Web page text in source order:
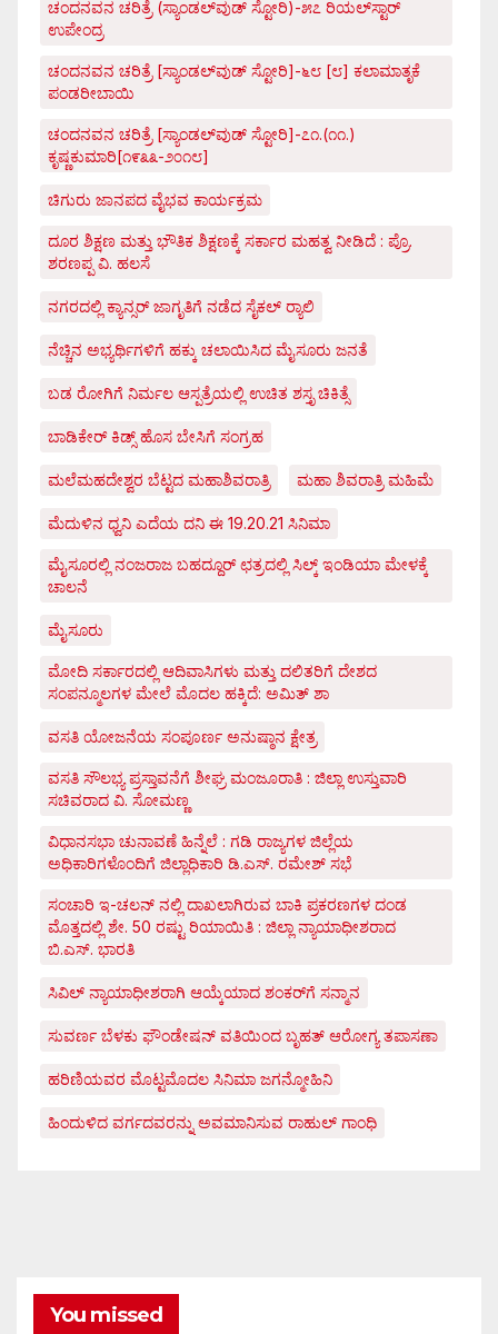
ಚಂದನವನ ಚರಿತ್ರೆ (ಸ್ಯಾಂಡಲ್‌ವುಡ್ ಸ್ಟೋರಿ)-೫೭ ರಿಯಲ್‌ಸ್ಟಾರ್
ಉಪೇಂದ್ರ
ಚಂದನವನ ಚರಿತ್ರೆ [ಸ್ಯಾಂಡಲ್‌ವುಡ್ ಸ್ಟೋರಿ]-೬೮ [೮] ಕಲಾಮಾತೃಕೆ
ಪಂಡರೀಬಾಯಿ
ಚಂದನವನ ಚರಿತ್ರೆ [ಸ್ಯಾಂಡಲ್‌ವುಡ್ ಸ್ಟೋರಿ]-೭೧.(೧೧.)
ಕೃಷ್ಣಕುಮಾರಿ[೧೯೩೩-೨೦೧೮]
ಚಿಗುರು ಜಾನಪದ ವೈಭವ ಕಾರ್ಯಕ್ರಮ
ದೂರ ಶಿಕ್ಷಣ ಮತ್ತು ಭೌತಿಕ ಶಿಕ್ಷಣಕ್ಕೆ ಸರ್ಕಾರ ಮಹತ್ವ ನೀಡಿದೆ : ಪ್ರೊ.
ಶರಣಪ್ಪ ವಿ. ಹಲಸೆ
ನಗರದಲ್ಲಿ ಕ್ಯಾನ್ಸರ್ ಜಾಗೃತಿಗೆ ನಡೆದ ಸೈಕಲ್ ರ್‍ಯಾಲಿ
ನೆಚ್ಚಿನ ಅಭ್ಯರ್ಥಿಗಳಿಗೆ ಹಕ್ಕು ಚಲಾಯಿಸಿದ ಮೈಸೂರು ಜನತೆ
ಬಡ ರೋಗಿಗೆ ನಿರ್ಮಲ ಆಸ್ಪತ್ರೆಯಲ್ಲಿ ಉಚಿತ ಶಸ್ತೃ ಚಿಕಿತ್ಸೆ
ಬಾಡಿಕೇರ್ ಕಿಡ್ಸ್ ಹೊಸ ಬೇಸಿಗೆ ಸಂಗ್ರಹ
ಮಲೆಮಹದೇಶ್ವರ ಬೆಟ್ಟದ ಮಹಾಶಿವರಾತ್ರಿ ಮಹಾ ಶಿವರಾತ್ರಿ ಮಹಿಮೆ
ಮೆದುಳಿನ ಧ್ವನಿ ಎದೆಯ ದನಿ ಈ 19.20.21 ಸಿನಿಮಾ
ಮೈಸೂರಲ್ಲಿ ನಂಜರಾಜ ಬಹದ್ದೂರ್ ಛತ್ರದಲ್ಲಿ ಸಿಲ್ಕ್ ಇಂಡಿಯಾ ಮೇಳಕ್ಕೆ
ಚಾಲನೆ
ಮೈಸೂರು
ಮೋದಿ ಸರ್ಕಾರದಲ್ಲಿ ಆದಿವಾಸಿಗಳು ಮತ್ತು ದಲಿತರಿಗೆ ದೇಶದ
ಸಂಪನ್ಮೂಲಗಳ ಮೇಲೆ ಮೊದಲ ಹಕ್ಕಿದೆ: ಅಮಿತ್ ಶಾ
ವಸತಿ ಯೋಜನೆಯ ಸಂಪೂರ್ಣ ಅನುಷ್ಠಾನ ಕ್ಷೇತ್ರ
ವಸತಿ ಸೌಲಭ್ಯ ಪ್ರಸ್ತಾವನೆಗೆ ಶೀಘ್ರ ಮಂಜೂರಾತಿ : ಜಿಲ್ಲಾ ಉಸ್ತುವಾರಿ
ಸಚಿವರಾದ ವಿ. ಸೋಮಣ್ಣ
ವಿಧಾನಸಭಾ ಚುನಾವಣೆ ಹಿನ್ನೆಲೆ : ಗಡಿ ರಾಜ್ಯಗಳ ಜಿಲ್ಲೆಯ
ಅಧಿಕಾರಿಗಳೊಂದಿಗೆ ಜಿಲ್ಲಾಧಿಕಾರಿ ಡಿ.ಎಸ್. ರಮೇಶ್ ಸಭೆ
ಸಂಚಾರಿ ಇ-ಚಲನ್ ನಲ್ಲಿ ದಾಖಲಾಗಿರುವ ಬಾಕಿ ಪ್ರಕರಣಗಳ ದಂಡ
ಮೊತ್ತದಲ್ಲಿ ಶೇ. 50 ರಷ್ಟು ರಿಯಾಯಿತಿ : ಜಿಲ್ಲಾ ನ್ಯಾಯಾಧೀಶರಾದ
ಬಿ.ಎಸ್. ಭಾರತಿ
ಸಿವಿಲ್ ನ್ಯಾಯಾಧೀಶರಾಗಿ ಆಯ್ಕೆಯಾದ ಶಂಕರ್‌ಗೆ ಸನ್ಮಾನ
ಸುವರ್ಣ ಬೆಳಕು ಫೌಂಡೇಷನ್ ವತಿಯಿಂದ ಬೃಹತ್ ಆರೋಗ್ಯ ತಪಾಸಣಾ
ಹರಿಣಿಯವರ ಮೊಟ್ಟಮೊದಲ ಸಿನಿಮಾ ಜಗನ್ಮೋಹಿನಿ
ಹಿಂದುಳಿದ ವರ್ಗದವರನ್ನು ಅವಮಾನಿಸುವ ರಾಹುಲ್ ಗಾಂಧಿ
You missed